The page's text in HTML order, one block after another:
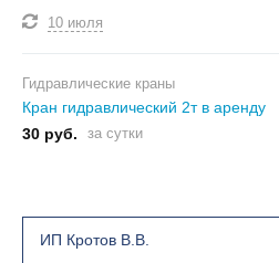
10 июля
Гидравлические краны
Кран гидравлический 2т в аренду
30 руб.
за сутки
ИП Кротов В.В.